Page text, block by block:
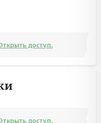
доступ.
доступ.